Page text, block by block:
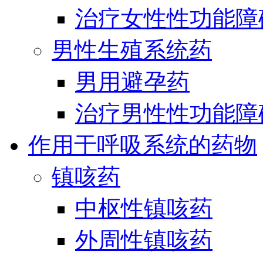
治疗女性性功能
男性生殖系统药
男用避孕药
治疗男性性功能
作用于呼吸系统的药物
镇咳药
中枢性镇咳药
外周性镇咳药